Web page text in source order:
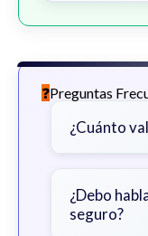
Preguntas
¿Cuánto
gravedad
médicas,
¿Debo
seguro?